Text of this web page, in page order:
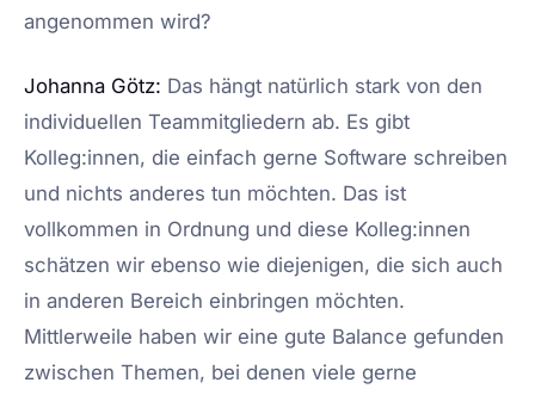
angenommen wird?
Johanna Götz: Das hängt natürlich stark von den
individuellen Teammitgliedern ab. Es gibt
Kolleg:innen, die einfach gerne Software schreiben
und nichts anderes tun möchten. Das ist
vollkommen in Ordnung und diese Kolleg:innen
schätzen wir ebenso wie diejenigen, die sich auch
in anderen Bereich einbringen möchten.
Mittlerweile haben wir eine gute Balance gefunden
zwischen Themen, bei denen viele gerne